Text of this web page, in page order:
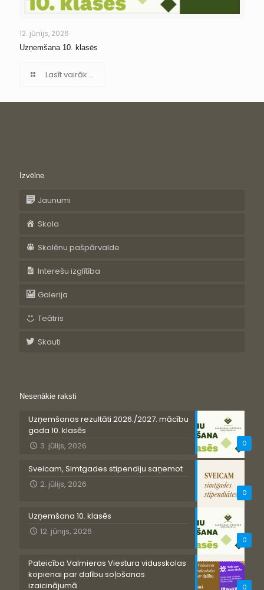
12. jūnijs, 2026
Uzņemšana 10. klasēs
Lasīt vairāk...
Izvēlne
Jaunumi
Skola
Skolēnu pašpārvalde
Interešu izglītība
Galerija
Teātris
Skauti
Nesenākie raksti
0
Uzņemšanas rezultāti 2026./2027. mācību
gada 10. klasēs
3. jūlijs, 2026
0
Sveicam, Simtgades stipendiju saņemot
2. jūlijs, 2026
0
Uzņemšana 10. klasēs
12. jūnijs, 2026
0
Pateicība Valmieras Viestura vidusskolas
kopienai par dalību soļošanas
izaicinājumā